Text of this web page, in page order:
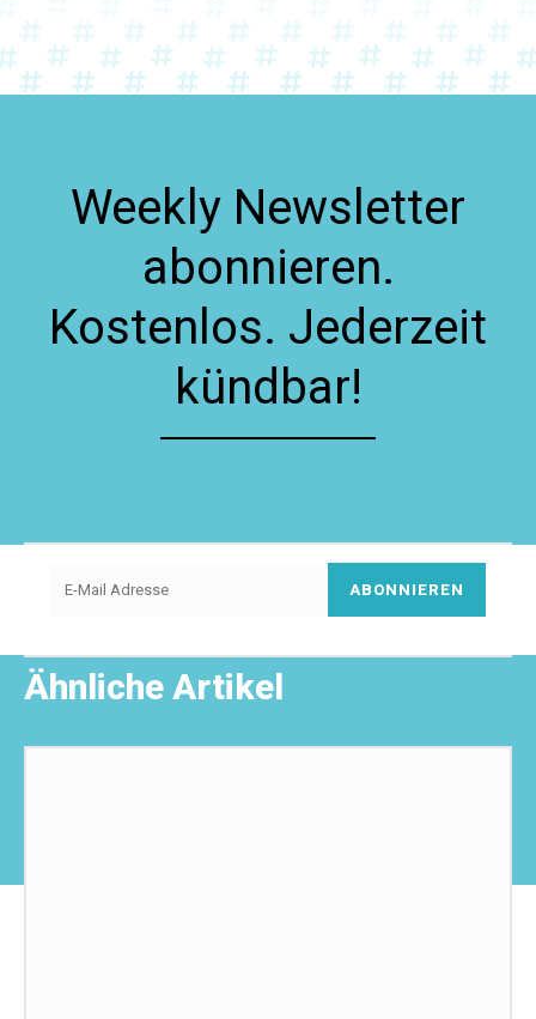
Weekly Newsletter
abonnieren.
Kostenlos. Jederzeit
kündbar!
ABONNIEREN
Ähnliche Artikel